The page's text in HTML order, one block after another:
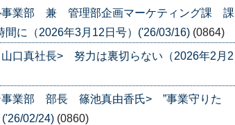
事業部 兼 管理部企画マーケティング課 課
に（2026年3月12日号）('26/03/16) (0864)
口真社長> 努力は裏切らない（2026年2月2
事業部 部長 篠池真由香氏> ”事業守りた
02/24) (0860)